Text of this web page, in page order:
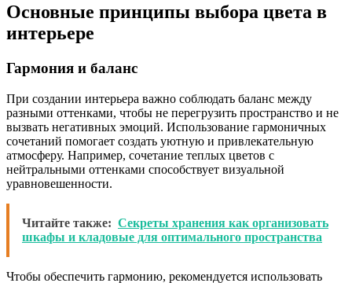
Основные принципы выбора цвета в
интерьере
Гармония и баланс
При создании интерьера важно соблюдать баланс между
разными оттенками, чтобы не перегрузить пространство и не
вызвать негативных эмоций. Использование гармоничных
сочетаний помогает создать уютную и привлекательную
атмосферу. Например, сочетание теплых цветов с
нейтральными оттенками способствует визуальной
уравновешенности.
Читайте также: Секреты хранения как организовать
шкафы и кладовые для оптимального пространства
Чтобы обеспечить гармонию, рекомендуется использовать